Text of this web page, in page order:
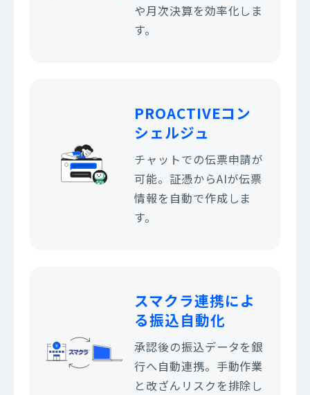
や月次決算を効率化しま
す。
PROACTIVEコン
シェルジュ
チャットでの伝票申請が
可能。証憑からAIが伝票
情報を自動で作成しま
す。
スマクラ連携によ
る振込自動化
承認後の振込データを銀
行へ自動連携。手動作業
と改ざんリスクを排除し